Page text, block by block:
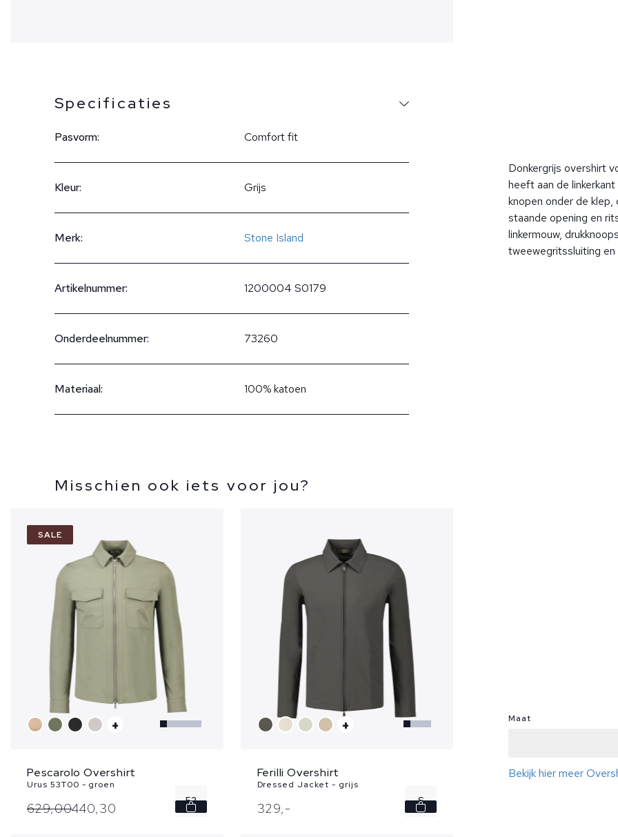
Specificaties
Pasvorm: Comfort fit
Kleur: Grijs
Merk: Stone Island
Artikelnummer: 1200004 S0179
Onderdeelnummer: 73260
Materiaal: 100% katoen
Misschien ook iets voor jou?
SALE
+
Pescarolo Overshirt
Urus 53T00 - groen
629,00440,30 52
+
Ferilli Overshirt
Dressed Jacket - grijs
329,- S
Donkergrijs overshirt
heeft aan de
knopen onder de
staande opening en
linkermouw,
tweewegritssluiting
Maat
Bekijk hier meer